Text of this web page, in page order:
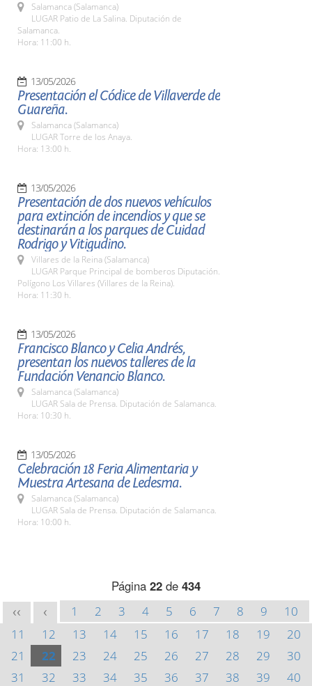
Salamanca (Salamanca)
LUGAR Patio de La Salina. Diputación de
Salamanca.
Hora: 11:00 h.
13/05/2026
Presentación el Códice de Villaverde de
Guareña.
Salamanca (Salamanca)
LUGAR Torre de los Anaya.
Hora: 13:00 h.
13/05/2026
Presentación de dos nuevos vehículos
para extinción de incendios y que se
destinarán a los parques de Cuidad
Rodrigo y Vitigudino.
Villares de la Reina (Salamanca)
LUGAR Parque Principal de bomberos Diputación.
Polígono Los Villares (Villares de la Reina).
Hora: 11:30 h.
13/05/2026
Francisco Blanco y Celia Andrés,
presentan los nuevos talleres de la
Fundación Venancio Blanco.
Salamanca (Salamanca)
LUGAR Sala de Prensa. Diputación de Salamanca.
Hora: 10:30 h.
13/05/2026
Celebración 18 Feria Alimentaria y
Muestra Artesana de Ledesma.
Salamanca (Salamanca)
LUGAR Sala de Prensa. Diputación de Salamanca.
Hora: 10:00 h.
Página 22 de 434
<< < 1 2 3 4 5 6 7 8 9
10
11
12 13 14 15 16 17 18 19
20
21
22 23 24 25 26 27 28 29
30
31
32 33 34 35 36 37 38 39
40